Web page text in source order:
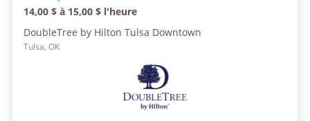
14,00 $ à 15,00 $ l'heure
DoubleTree by Hilton Tulsa Downtown
Tulsa, OK